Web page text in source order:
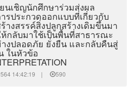
นเชิญนักศึกษาร่วมส่งผล
รประกวดออกแบบที่เกี่ยวกับ
างสรรค์สิ่งปลูกสร้างเดิมขึ้นมา
กลับมาใช้เป็นพื้นที่สาธารณะ
งปลอดภัย ยั่งยืน และกลับคืนสู่
ในหัวข้อ
14:42:19 | 590